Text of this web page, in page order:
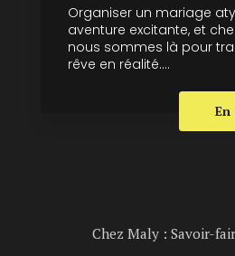
Organiser un mariage
aventure excitante, et
nous sommes là pour
rêve en réalité....
En
Chez Maly : Savoir-